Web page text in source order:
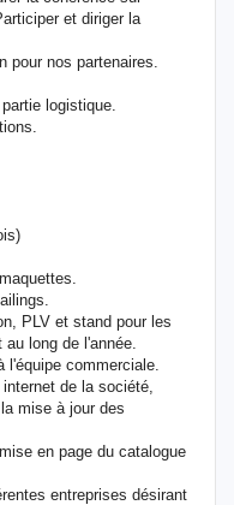
et diriger la
pour nos partenaires.
logistique.
PLV et stand pour les
long de l'année.
l'équipe commerciale.
de la société,
mise à jour des
en page du catalogue
entreprises désirant